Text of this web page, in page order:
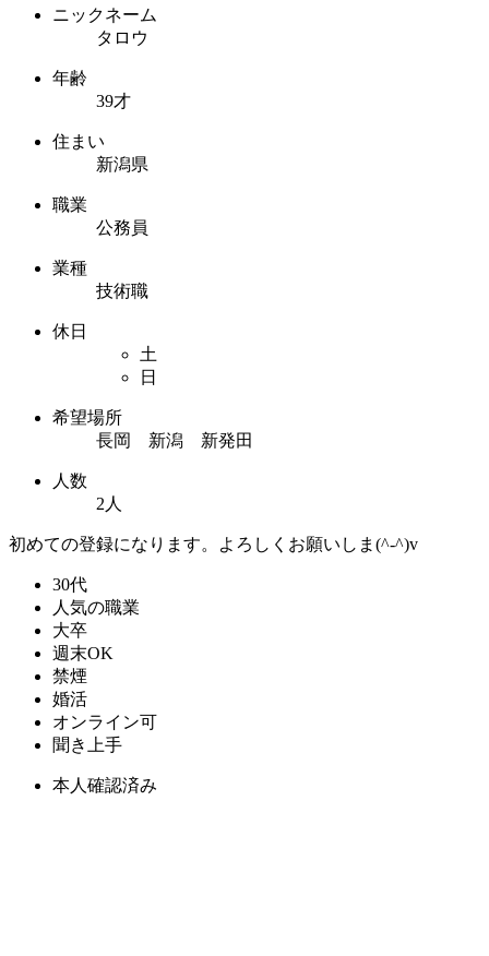
ニックネーム
タロウ
年齢
39才
住まい
新潟県
職業
公務員
業種
技術職
休日
土
日
希望場所
長岡 新潟 新発田
人数
2人
初めての登録になります。よろしくお願いしま(^-^)v
30代
人気の職業
大卒
週末OK
禁煙
婚活
オンライン可
聞き上手
本人確認済み